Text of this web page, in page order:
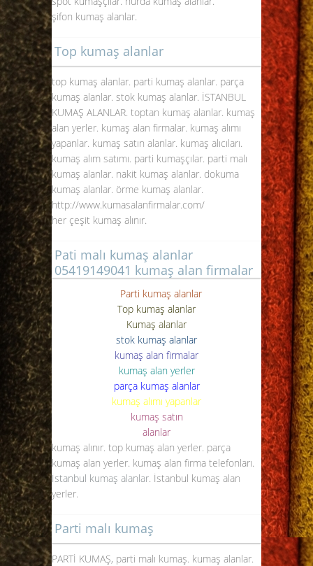
şifon kumaş alanlar.
Top kumaş alanlar
top kumaş alanlar. parti kumaş alanlar. parça
kumaş alanlar. stok kumaş alanlar. İSTANBUL
KUMAŞ ALANLAR. toptan kumaş alanlar. kumaş
alan yerler. kumaş alan firmalar. kumaş alımı
yapanlar. kumaş satın alanlar. kumaş alıcıları.
kumaş alım satımı. parti kumaşçılar. parti malı
kumaş alanlar. nakit kumaş alanlar. dokuma
kumaş alanlar. örme kumaş alanlar.
http://www.kumasalanfirmalar.com/
her çeşit kumaş alınır.
Pati malı kumaş alanlar
05419149041 kumaş alan firmalar
Parti kumaş alanlar
Top kumaş alanlar
Kumaş alanlar
stok kumaş alanlar
kumaş alan firmalar
kumaş alan yerler
parça kumaş alanlar
kumaş alımı yapanlar
kumaş satın
alanlar
kumaş alınır. top kumaş alan yerler. parça
kumaş alan yerler. kumaş alan firma telefonları.
İstanbul kumaş alanlar. İstanbul kumaş alan
yerler.
Parti malı kumaş
PARTİ KUMAŞ, parti malı kumaş. kumaş alanlar.